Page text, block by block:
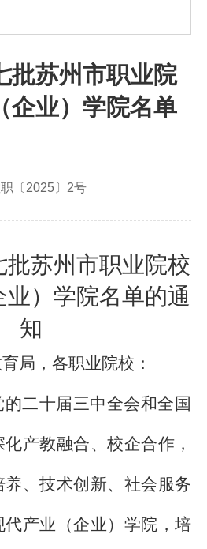
批苏州市职业院
企业）学院名单
〔2025〕2号
批苏州市职业院校
）学院名单的通
知
局，各职业院校：
二十届三中全会和全国
产教融合、校企合作，
、技术创新、社会服务
产业（企业）学院，培